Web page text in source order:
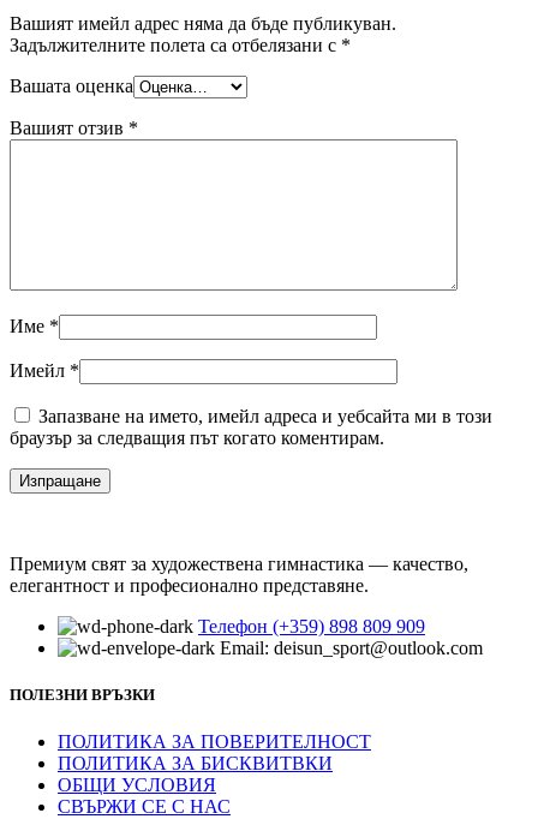
Вашият имейл адрес няма да бъде публикуван.
Задължителните полета са отбелязани с *
Вашата оценка
Вашият отзив *
Име *
Имейл *
Запазване на името, имейл адреса и уебсайта ми в този
браузър за следващия път когато коментирам.
Премиум свят за художествена гимнастика — качество,
елегантност и професионално представяне.
Телефон (+359) 898 809 909
Email: deisun_sport@outlook.com
ПОЛЕЗНИ ВРЪЗКИ
ПОЛИТИКА ЗА ПОВЕРИТЕЛНОСТ
ПОЛИТИКА ЗА БИСКВИТВКИ
ОБЩИ УСЛОВИЯ
СВЪРЖИ СЕ С НАС